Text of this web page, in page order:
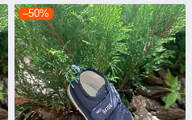
–50%